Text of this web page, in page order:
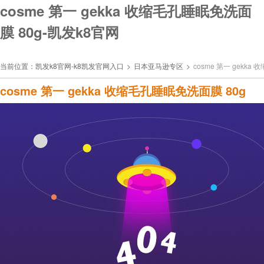
cosme 第一 gekka 收缩毛孔睡眠免洗面
膜 80g-凯发k8官网
当前位置： 凯发k8官网-k8凯发官网入口 > 日本亚马逊专区 > cosme 第一 gekka 收
cosme 第一 gekka 收缩毛孔睡眠免洗面膜 80g